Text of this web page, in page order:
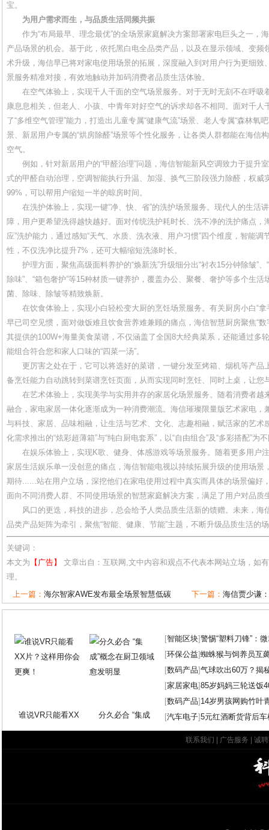
宝。
为用户需求而生，与品质生活同频共振
作为“布局最早、理念最优”的全场景家庭解决方案部署家电巨头之一，
产品场景的机会。基于此，依托黑白电全品类产品，以及在显示领域、变频
术升级，海信早已将对家电使用场景的拓展，深度融入到对用户行为更细致
景服务精准对接，有效地触动并加码消费者品质生活体验。
在空气体验上，实现千人千面的空气场景服务。对于无时无刻不在呼吸
康息息相关，但老人、小孩、中青年对好空气的诉求却各不相同。面对千人
了“多维空气管理”能力，打造出儿童专属“健康气流”场景、老人专属“森林氧
景、新居用户专属的“烘房除醛”场景等个性化服务，让各类人群都能在海信
空气。
例如，针对新居用户的“甲醛治理”问题，海信智能新风空调致力于提升
式的甲醛自动治理，空调智能执行升温、加湿、换气三阶段强力除醛，权威
99%，可以帮用户缩短一半的晾房时间。
在洗护体验上，实现一键“净、快、省”的洗护场景服务。现代人的生活讲
障，用户更希望洗得越快越好。面对传统洗护耗时长、洗不净的洗护痛点，
应”洗护能力，通过感知“天气、水质、洗衣液、用户习惯”四个维度，智能
性，不仅洗净比提升7%，还可大幅缩短洗涤时长。
护理方面，聚焦高级面料养护的“焕新洗”升级细分出“衬衣15分钟除皱”、“
除味”、“箱包奢护”等15种材质一键养护，覆盖办公、聚餐、奢护等多个生
菌、除味、除皱等精致焕新。
在饮食体验上，实现小白轻松变大厨的烹饪场景服务。有关厨房小白“拿
早已司空见惯，面对做饭难且饮食营养难兼顾的痛点，海信智慧厨房聚焦“数
其提供的100W+海量美食菜谱，不仅涵盖了全国8大经典菜系，还能通过多
能组合符合您和家人口味的“四菜一汤”。
更厉害之处在于，它可以将选好的菜谱，一键分发至烤箱、烟机等产品
备烹饪能力自动跳转到菜谱烹饪页面，从而实现同时烹饪、同时上桌，让您
在艺术体验上，实现美学与实用并存的家居化场景服务。随着消费者越
融合，家电家居一体化逐渐成为一种消费潮流。海信璀璨限量版艺术家电，
与科技、家居、品味相融，让生活与艺术、文化、志趣相融，赋活家的艺术
化需求推出的“炫彩超薄箱”与“纯白厨电套系”，以“自由组合”及“多彩搭配”为
在娱乐体验上，实现K歌、健身、体感游戏等场景服务。随着更多用户注
家居生活娱乐单一没创意的痛点，海信智能电视以持续拓展升级的使用场景
期待......站在用户立场，深挖他们在家电使用过程中真实而具体的场景偏好
面向不同消费人群、不同使用场景的智慧家庭解决方案，满足了用户对品质
风口的更迭，科技的进步，总会给予人类品质生活新的馈赠。未来，海
品类产品矩阵为牵引，聚焦“智能、健康、节能”主题，不断升级品质生活的
关键词：
本文为 【广告】
文章出自：互联网,文中内容和观点不代表本网站立场，如
理。
上一篇： 海尔智家AWE发布最全场景智慧低碳 下一篇： 海信贾少谦
谁说VR只能看XX 分久必合 “集成
[智能区块]警惕“塑料刀锋”：
[环保公益]蜘蛛猴与饲养员互
[数码产品]气球吹出60万？揭
[家居家电]85岁妈妈三轮送饭
[数码产品] 14岁男孩网购竹叶
[汽车电子]5元红酒断货背后
联系我们 广告服务 诚